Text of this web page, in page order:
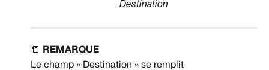
Destination
📒
REMARQUE
Le champ « Destination » se remplit